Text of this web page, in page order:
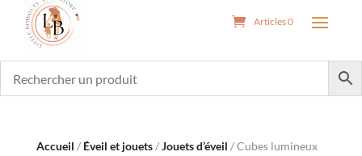
Articles 0
Accueil / Éveil et jouets/Jouets d’éveil / Cubes lumineux